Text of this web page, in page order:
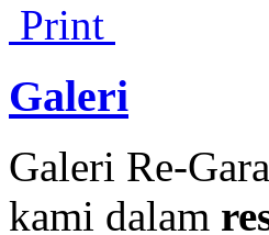
Print
Galeri
Galeri Re-
kami dalam